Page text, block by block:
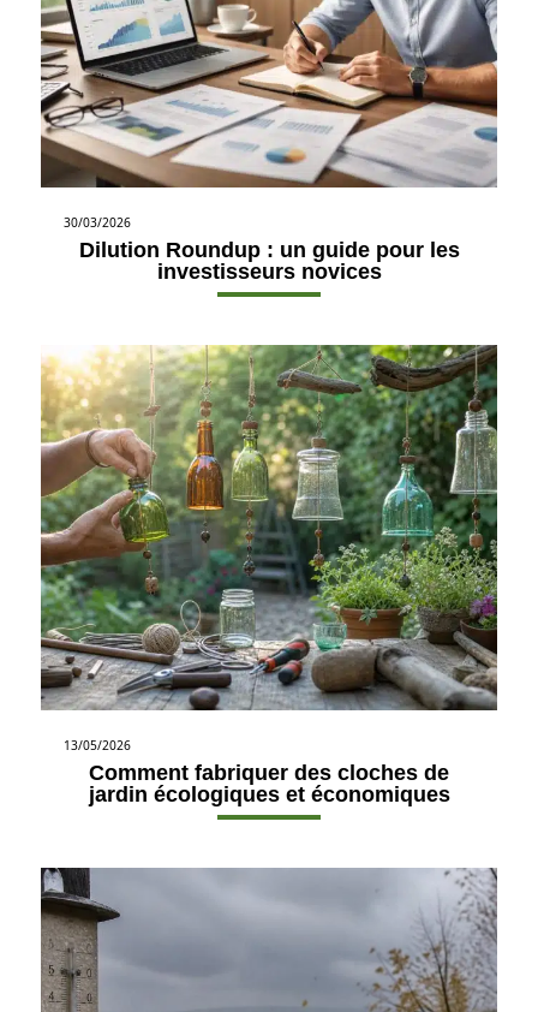
30/03/2026
Dilution Roundup : un guide pour les
investisseurs novices
13/05/2026
Comment fabriquer des cloches de
jardin écologiques et économiques